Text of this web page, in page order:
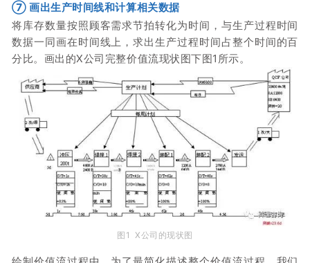
⑦ 画出生产时间线和计算相关数据
将库存数量按照顾客需求节拍转化为时间，与生产过程时间
数据一同画在时间线上，求出生产过程时间占整个时间的百
分比。 画出的X公司完整价值流现状图下图1所示。
图1 X公司的现状图